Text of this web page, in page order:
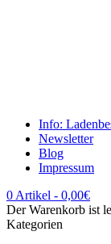
Info:
Newsletter
Blog
Impressum
0 Artikel - 0,00€
Der Warenkorb ist
Kategorien